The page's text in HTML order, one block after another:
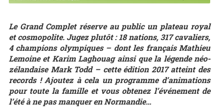
Le Grand Complet réserve au public un plateau royal
et cosmopolite. Jugez plutôt : 18 nations, 317 cavaliers,
4 champions olympiques – dont les français Mathieu
Lemoine et Karim Laghouag ainsi que la légende néo-
zélandaise Mark Todd – cette édition 2017 atteint des
records ! Ajoutez à cela un programme d’animations
pour toute la famille et vous obtenez l’événement de
l’été à ne pas manquer en Normandie…